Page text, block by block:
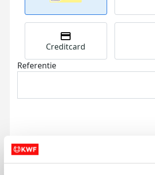
Creditcard
Referentie
Ik wil bijdragen aan de